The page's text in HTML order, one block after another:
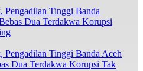
Pengadilan Tinggi Banda Aceh
Dua Terdakwa Korupsi Tak